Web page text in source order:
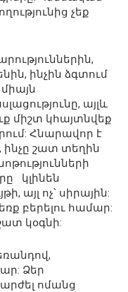
չեք
ինչին ձգտում
այլև
միշտ կհայտնվեք
Հնարավոր է
ինչը շատ տեղին
կլինեն
այլ ոչ՝ սիրային:
բերելու համար:
կօգնի:
Ձեր
ոմանց